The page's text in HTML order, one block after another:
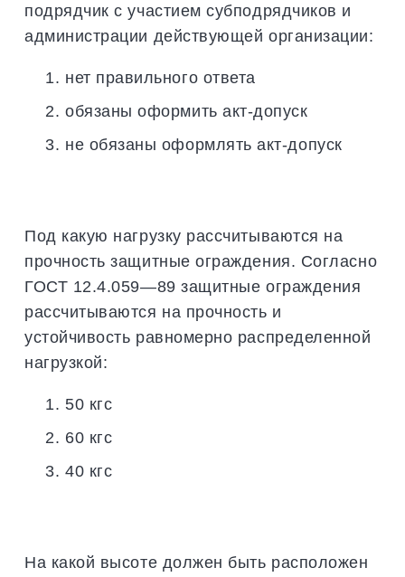
подрядчик с участием субподрядчиков и
администрации действующей организации:
нет правильного ответа
обязаны оформить акт-допуск
не обязаны оформлять акт-допуск
Под какую нагрузку рассчитываются на
прочность защитные ограждения. Согласно
ГОСТ 12.4.059—89 защитные ограждения
рассчитываются на прочность и
устойчивость равномерно распределенной
нагрузкой:
50 кгс
60 кгс
40 кгс
На какой высоте должен быть расположен